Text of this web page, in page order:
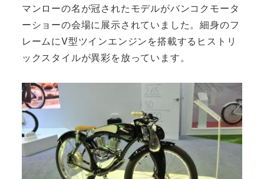
マンローの名が冠されたモデルがバンコクモータ
ーショーの会場に展示されていました。細身のフ
レームにV型ツインエンジンを搭載するヒストリ
ックスタイルが異彩を放っています。